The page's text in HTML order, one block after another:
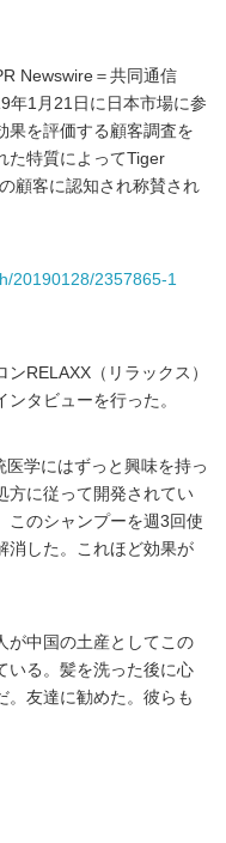
Newswire＝共同通信
年1月21日に日本市場に参
果を評価する顧客調査を
た特質によってTiger
顧客に認知され称賛され
20190128/2357865-1
RELAXX（リラックス）
タビューを行った。
学にはずっと興味を持っ
方に従って開発されてい
このシャンプーを週3回使
消した。これほど効果が
が中国の土産としてこの
いる。髪を洗った後に心
。友達に勧めた。彼らも